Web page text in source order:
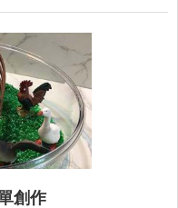
創作